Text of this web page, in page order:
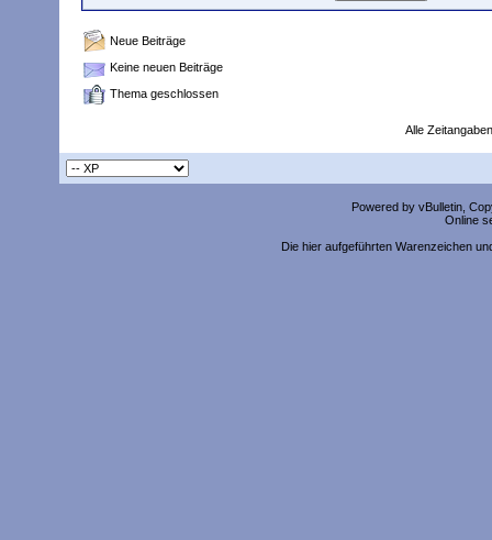
Neue Beiträge
Keine neuen Beiträge
Thema geschlossen
Alle
Powered by vBulletin,
Online
Die hier aufgeführten Warenzeichen